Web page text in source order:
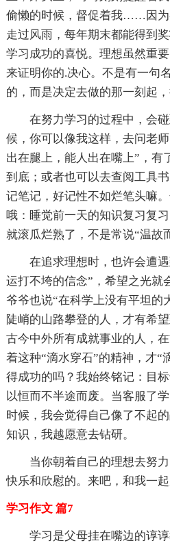
偷懒的时候，督促着我……因为
走过风雨，每年期末都能得到
学习成功的喜悦。理想虽然重
来证明你的.决心。不是有一句
的，而是决定去做的那一刻起，
在努力学习的过程中，会碰
候，你可以像我这样，去问老
出在腿上，能人出在嘴上”，有
到底；或者也可以去查阅工具
记笔记，好记性不如烂笔头嘛
哦：睡觉前一天的知识复习复
就滚瓜烂熟了，不是常说“温故
在追求理想时，也许会遭遇
运打不垮的信念”，希望之光就
爷爷也说“在科学上没有平坦的
陡峭的山路攀登的人，才有希
古今中外所有成就事业的人，
着这种“滴水穿石”的精神，才“
得成功的吗？我始终铭记：目
以恒而不半途而废。当客服了
时候，我会觉得自己像了不起
知识，我越愿意去钻研。
当你朝着自己的理想去努力
快乐和欣慰的。来吧，和我一起
学习作文 篇7
学习是父母挂在嘴边的谆谆